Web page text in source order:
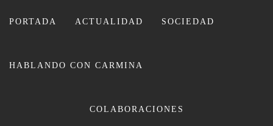
PORTADA ACTUALIDAD SOCIEDAD
HABLANDO CON CARMINA
COLABORACIONES